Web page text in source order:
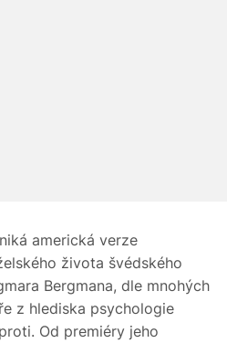
americká verze
života švédského
Bergmana, dle mnohých
z hlediska psychologie
Od premiéry jeho